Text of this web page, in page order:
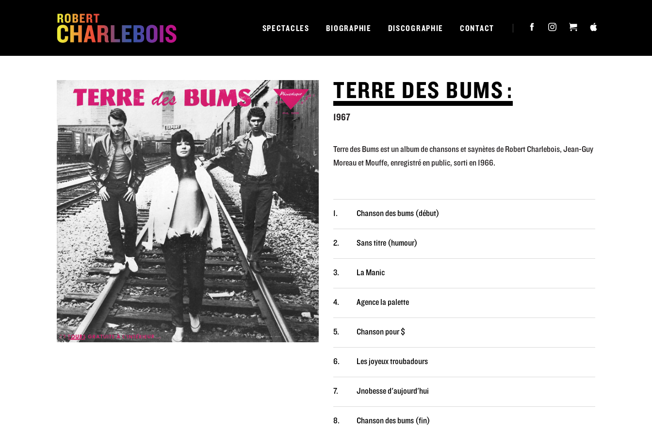
SPECTACLES BIOGRAPHIE DISCOGRAPHIE CONTACT
TERRE DES BUMS :
1967
Terre des Bums est un album de chansons et saynètes de Robert Charlebois, Jean-Guy
Moreau et Mouffe, enregistré en public, sorti en 1966.
1. Chanson des bums (début)
2. Sans titre (humour)
3. La Manic
4. Agence la palette
5. Chanson pour $
6. Les joyeux troubadours
7. Jnobesse d'aujourd'hui
8. Chanson des bums (fin)